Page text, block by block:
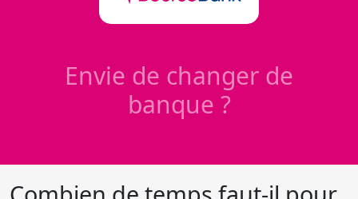
Envie de changer de
banque ?